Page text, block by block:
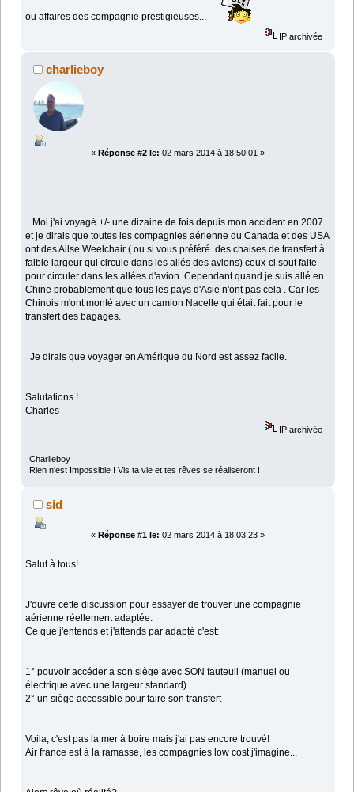
ou affaires des compagnie prestigieuses...
IP archivée
charlieboy
« Réponse #2 le: 02 mars 2014 à 18:50:01 »
Moi j'ai voyagé +/- une dizaine de fois depuis mon accident en 2007
et je dirais que toutes les compagnies aérienne du Canada et des USA
ont des Ailse Weelchair ( ou si vous préféré des chaises de transfert à
faible largeur qui circule dans les allés des avions) ceux-ci sout faite
pour circuler dans les allées d'avion. Cependant quand je suis allé en
Chine probablement que tous les pays d'Asie n'ont pas cela . Car les
Chinois m'ont monté avec un camion Nacelle qui était fait pour le
transfert des bagages.
Je dirais que voyager en Amérique du Nord est assez facile.
Salutations !
Charles
IP archivée
Charlieboy
Rien n'est Impossible ! Vis ta vie et tes rêves se réaliseront !
sid
« Réponse #1 le: 02 mars 2014 à 18:03:23 »
Salut à tous!
J'ouvre cette discussion pour essayer de trouver une compagnie
aérienne réellement adaptée.
Ce que j'entends et j'attends par adapté c'est:
1° pouvoir accéder a son siège avec SON fauteuil (manuel ou
électrique avec une largeur standard)
2° un siège accessible pour faire son transfert
Voila, c'est pas la mer à boire mais j'ai pas encore trouvé!
Air france est à la ramasse, les compagnies low cost j'imagine...